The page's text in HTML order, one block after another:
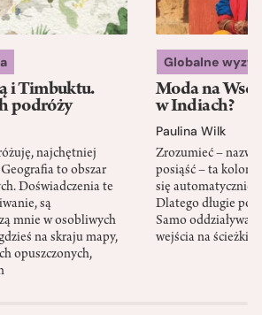
i Timbuktu.
podróży
najchętniej
to obszar
Doświadczenia te
są
mnie w osobliwych
na skraju mapy,
opuszczonych,
Globalne
Moda na
w Indiach?
Paulina Wilk
Zrozumieć –
posiąść – ta
się automatycznie,
Dlatego długie
Samo
wejścia na ścieżki